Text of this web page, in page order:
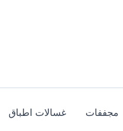
مجففات غسالات اطباق